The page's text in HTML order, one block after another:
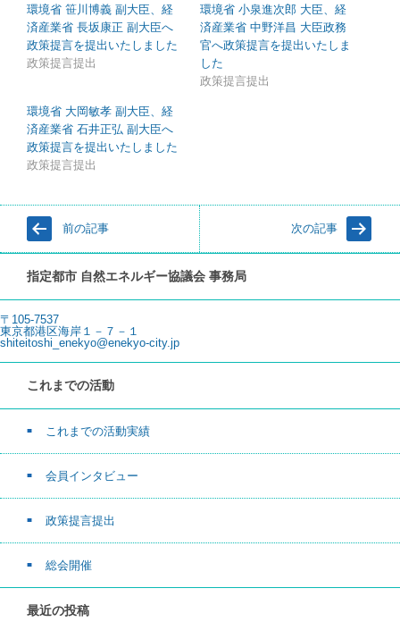
環境省 笹川博義 副大臣、経
済産業省 長坂康正 副大臣へ
政策提言を提出いたしました
政策提言提出
環境省 小泉進次郎 大臣、経
済産業省 中野洋昌 大臣政務
官へ政策提言を提出いたしま
した
政策提言提出
環境省 大岡敏孝 副大臣、経
済産業省 石井正弘 副大臣へ
政策提言を提出いたしました
政策提言提出
前の記事 次の記事
指定都市 自然エネルギー協議会 事務局
〒105-7537
東京都港区海岸１－７－１
shiteitoshi_enekyo@enekyo-city.jp
これまでの活動
これまでの活動実績
会員インタビュー
政策提言提出
総会開催
最近の投稿